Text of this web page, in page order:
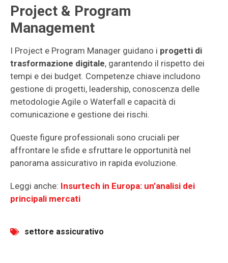
Project & Program
Management
I Project e Program Manager guidano i progetti di
trasformazione digitale, garantendo il rispetto dei
tempi e dei budget. Competenze chiave includono
gestione di progetti, leadership, conoscenza delle
metodologie Agile o Waterfall e capacità di
comunicazione e gestione dei rischi.
Queste figure professionali sono cruciali per
affrontare le sfide e sfruttare le opportunità nel
panorama assicurativo in rapida evoluzione.
Leggi anche: Insurtech in Europa: un’analisi dei
principali mercati
settore assicurativo